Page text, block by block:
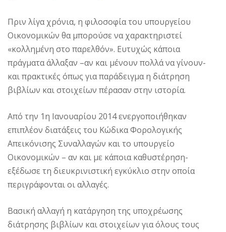
Πριν λίγα χρόνια, η φιλοσοφία του υπουργείου
Οικονομικών θα μπορούσε να χαρακτηριστεί
«κολλημένη στο παρελθόν». Ευτυχώς κάποια
πράγματα άλλαξαν –αν και μένουν πολλά να γίνουν-
και πρακτικές όπως για παράδειγμα η διάτρηση
βιβλίων και στοιχείων πέρασαν στην ιστορία.
Από την 1η Ιανουαρίου 2014 ενεργοποιήθηκαν
επιπλέον διατάξεις του Κώδικα Φορολογικής
Απεικόνισης Συναλλαγών και το υπουργείο
Οικονομικών – αν και με κάποια καθυστέρηση-
εξέδωσε τη διευκρινιστική εγκύκλιο στην οποία
περιγράφονται οι αλλαγές.
Βασική αλλαγή η κατάργηση της υποχρέωσης
διάτρησης βιβλίων και στοιχείων για όλους τους